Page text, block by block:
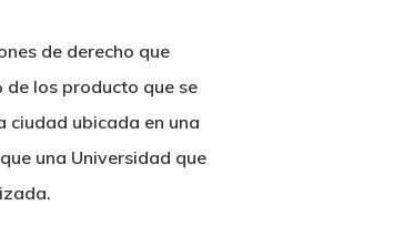
de derecho que
de los producto que se
ciudad ubicada en una
una Universidad que